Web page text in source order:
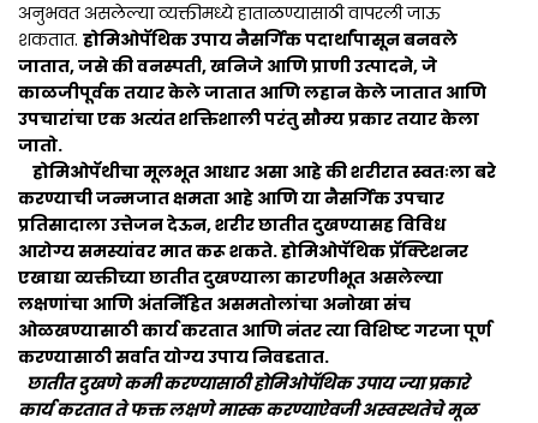
अनुभवत असलेल्या व्यक्तीमध्ये हाताळण्यासाठी वापरली जाऊ
शकतात. होमिओपॅथिक उपाय नैसर्गिक पदार्थांपासून बनवले
जातात, जसे की वनस्पती, खनिजे आणि प्राणी उत्पादने, जे
काळजीपूर्वक तयार केले जातात आणि लहान केले जातात आणि
उपचारांचा एक अत्यंत शक्तिशाली परंतु सौम्य प्रकार तयार केला
जातो.
होमिओपॅथीचा मूलभूत आधार असा आहे की शरीरात स्वतःला बरे
करण्याची जन्मजात क्षमता आहे आणि या नैसर्गिक उपचार
प्रतिसादाला उत्तेजन देऊन, शरीर छातीत दुखण्यासह विविध
आरोग्य समस्यांवर मात करू शकते. होमिओपॅथिक प्रॅक्टिशनर
एखाद्या व्यक्तीच्या छातीत दुखण्याला कारणीभूत असलेल्या
लक्षणांचा आणि अंतर्निहित असमतोलांचा अनोखा संच
ओळखण्यासाठी कार्य करतात आणि नंतर त्या विशिष्ट गरजा पूर्ण
करण्यासाठी सर्वात योग्य उपाय निवडतात.
छातीत दुखणे कमी करण्यासाठी होमिओपॅथिक उपाय ज्या प्रकारे
कार्य करतात ते फक्त लक्षणे मास्क करण्याऐवजी अस्वस्थतेचे मूळ